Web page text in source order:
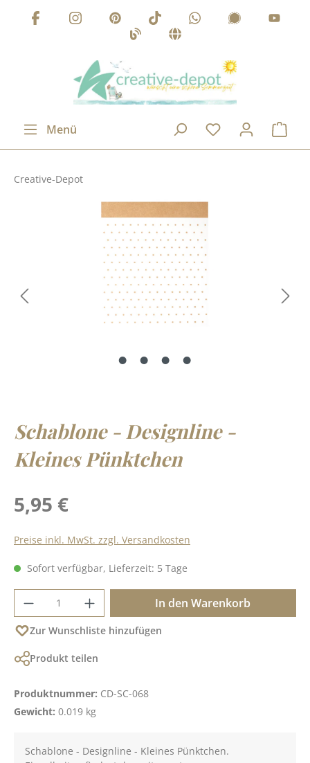
Zum Hauptinhalt springen
Menü
Creative-Depot
Schablone - Designline -
Kleines Pünktchen
Regulärer Preis:
5,95 €
Preise inkl. MwSt. zzgl. Versandkosten
Sofort verfügbar, Lieferzeit: 5 Tage
Produkt Anzahl: Gib den gewünschten
In den Warenkorb
Zur Wunschliste hinzufügen
Produkt teilen
Produktnummer: CD-SC-068
Gewicht: 0.019 kg
Schablone - Designline - Kleines Pünktchen.